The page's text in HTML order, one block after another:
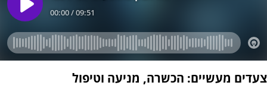
צעדים מעשיים: הכשרה, מניעה וטיפול